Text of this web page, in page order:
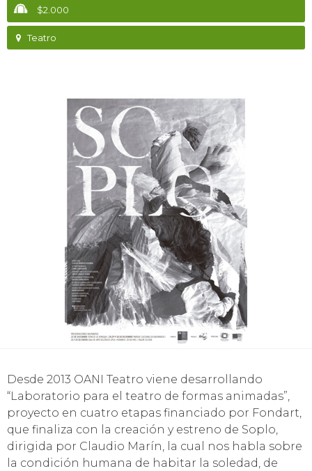
$2.000
Teatro
Desde 2013 OANI Teatro viene desarrollando
“Laboratorio para el teatro de formas animadas”,
proyecto en cuatro etapas financiado por Fondart,
que finaliza con la creación y estreno de Soplo,
dirigida por Claudio Marín, la cual nos habla sobre
la condición humana de habitar la soledad, de